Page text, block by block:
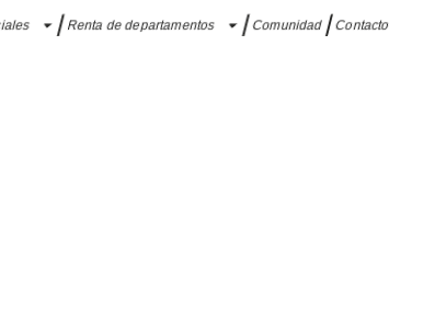
Renta de departamentos Comunidad Contacto